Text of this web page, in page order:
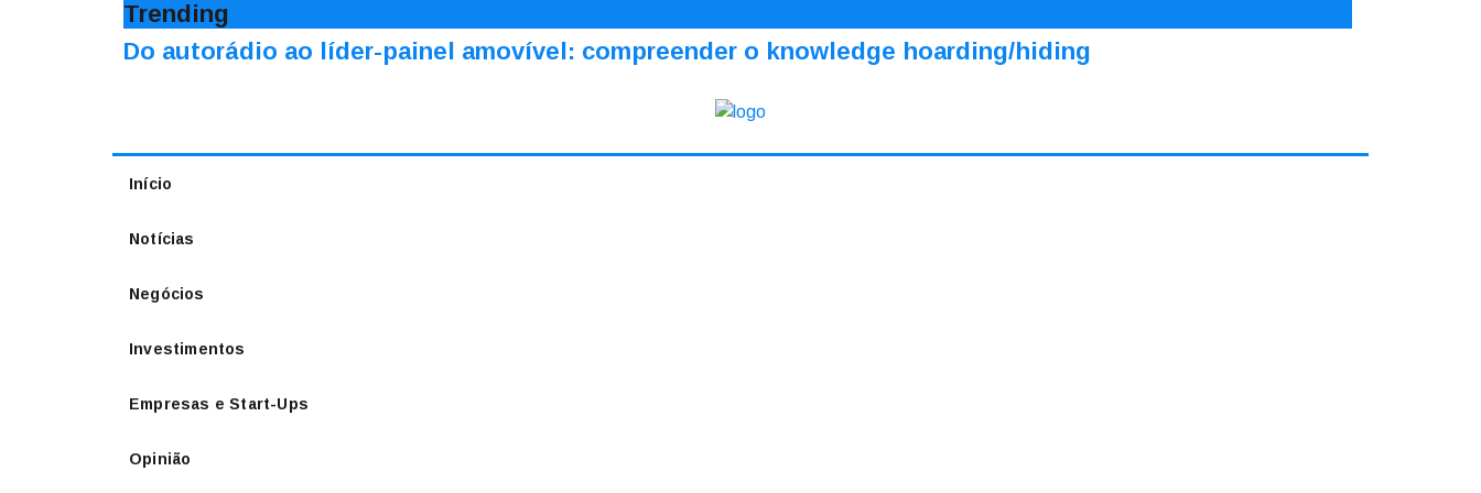
Trending
Do autorádio ao líder-painel amovível: compreender o knowledge hoarding/hiding
Início
Notícias
Negócios
Investimentos
Empresas e Start-Ups
Opinião